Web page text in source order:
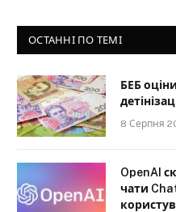
ОСТАННІ ПО ТЕМІ
БЕБ
8 Серпня
OpenAI
чати